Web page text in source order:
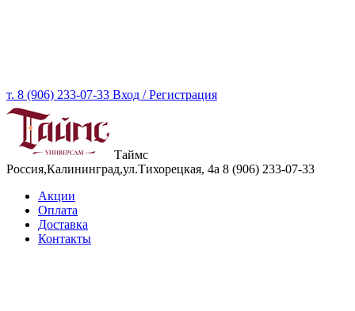
т. 8 (906) 233-07-33 Вход / Регистрация
Таймс
Россия,Калининград,ул.Тихорецкая, 4а 8 (906) 233-07-33
Акции
Оплата
Доставка
Контакты